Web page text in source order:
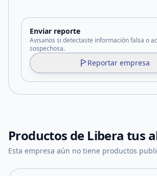
Enviar reporte
Avisanos si detectaste información falsa o
sospechosa.
Reportar empresa
Productos de Libera tus
Esta empresa aún no tiene productos